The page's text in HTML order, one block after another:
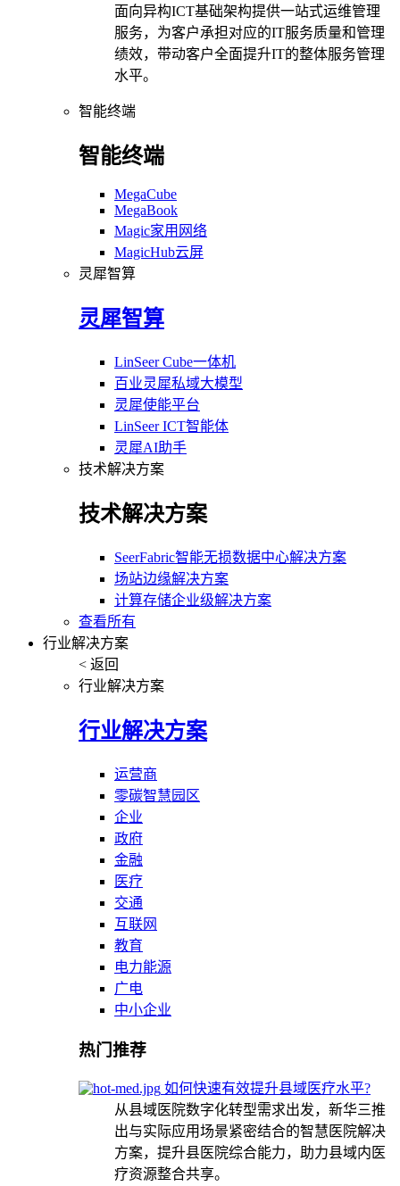
面向异构ICT基础架构提供一站式运维管理
服务，为客户承担对应的IT服务质量和管理
绩效，带动客户全面提升IT的整体服务管理
水平。
智能终端
智能终端
MegaCube
MegaBook
Magic家用网络
MagicHub云屏
灵犀智算
灵犀智算
LinSeer Cube一体机
百业灵犀私域大模型
灵犀使能平台
LinSeer ICT智能体
灵犀AI助手
技术解决方案
技术解决方案
SeerFabric智能无损数据中心解决方案
场站边缘解决方案
计算存储企业级解决方案
查看所有
行业解决方案
< 返回
行业解决方案
行业解决方案
运营商
零碳智慧园区
企业
政府
金融
医疗
交通
互联网
教育
电力能源
广电
中小企业
热门推荐
如何快速有效提升县域医疗水平?
从县域医院数字化转型需求出发，新华三推
出与实际应用场景紧密结合的智慧医院解决
方案，提升县医院综合能力，助力县域内医
疗资源整合共享。